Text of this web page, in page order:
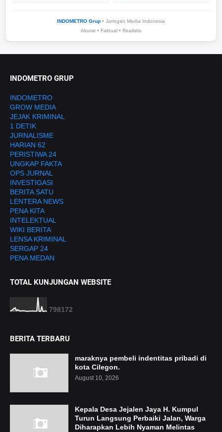
INDOMETRO Grup • Jaringan Media Indonesia
Akurat • Faktual • Realistis
INDOMETRO GRUP
INDOMETRO
GROW MEDIA
JEJAK KRIMINAL
1 DETIK
JURNALISME
HARIAN 62
PERISTIWA 24
UNGKAP FAKTA
OPS JURNAL
INVESTIGASI
BERITA SATU
LENTERA NEWS
PENA KITA
INTELEKTUAL
WIKI BERITA
LENSA KRIMINAL
SERGAP 24
PENA MEDAN
TOTAL KUNJUNGAN WEBSITE
798172
BERITA TERBARU
maraknya pembeli indentitas pribadi di
kota Cilegon.
August 10, 2026
Kepala Desa Jejalen Jaya H. Kumpul
Turun Langsung Perbaiki Jalan, Warga
Diharapkan Lebih Nyaman Melintas